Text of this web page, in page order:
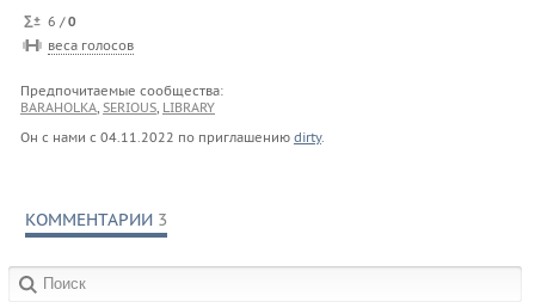
6 /0
веса голосов
Предпочитаемые сообщества:
BARAHOLKA, SERIOUS, LIBRARY
Он с нами с 04.11.2022 по приглашению dirty.
КОММЕНТАРИИ 3